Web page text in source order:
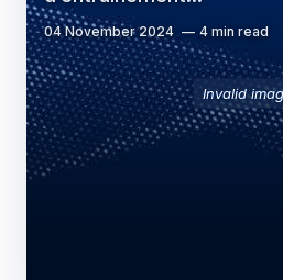
Invalid
04 November 2024 4 min read